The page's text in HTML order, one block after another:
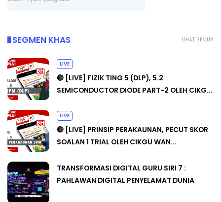
LIHAT SEMUA
SEGMEN KHAS
LIVE
🔴 [LIVE] FIZIK TING 5 (DLP), 5.2
SEMICONDUCTOR DIODE PART-2 OLEH CIKG...
LIVE
🔴 [LIVE] PRINSIP PERAKAUNAN, PECUT SKOR
SOALAN 1 TRIAL OLEH CIKGU WAN...
TRANSFORMASI DIGITAL GURU SIRI 7 :
PAHLAWAN DIGITAL PENYELAMAT DUNIA